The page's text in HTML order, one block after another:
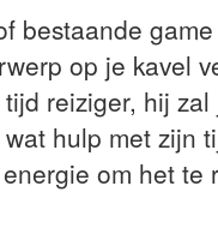
bestaande
op je kavel
reiziger, hij
hulp met zijn
om het te